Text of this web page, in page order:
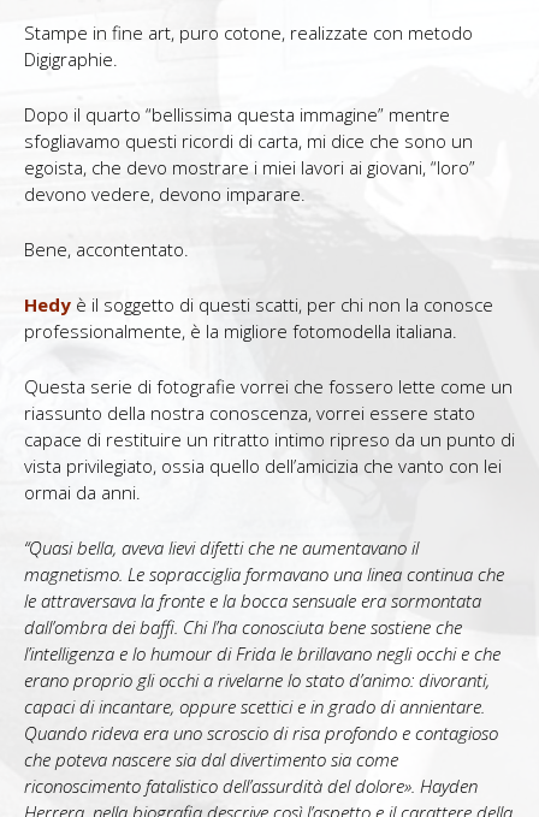
Stampe in fine art, puro cotone, realizzate con metodo
Digigraphie.
Dopo il quarto “bellissima questa immagine” mentre
sfogliavamo questi ricordi di carta, mi dice che sono un
egoista, che devo mostrare i miei lavori ai giovani, “loro”
devono vedere, devono imparare.
Bene, accontentato.
Hedy è il soggetto di questi scatti, per chi non la conosce
professionalmente, è la migliore fotomodella italiana.
Questa serie di fotografie vorrei che fossero lette come un
riassunto della nostra conoscenza, vorrei essere stato
capace di restituire un ritratto intimo ripreso da un punto di
vista privilegiato, ossia quello dell’amicizia che vanto con lei
ormai da anni.
“Quasi bella, aveva lievi difetti che ne aumentavano il
magnetismo. Le sopracciglia formavano una linea continua che
le attraversava la fronte e la bocca sensuale era sormontata
dall’ombra dei baffi. Chi l’ha conosciuta bene sostiene che
l’intelligenza e lo humour di Frida le brillavano negli occhi e che
erano proprio gli occhi a rivelarne lo stato d’animo: divoranti,
capaci di incantare, oppure scettici e in grado di annientare.
Quando rideva era uno scroscio di risa profondo e contagioso
che poteva nascere sia dal divertimento sia come
riconoscimento fatalistico dell’assurdità del dolore». Hayden
Herrera, nella biografia descrive così l’aspetto e il carattere della